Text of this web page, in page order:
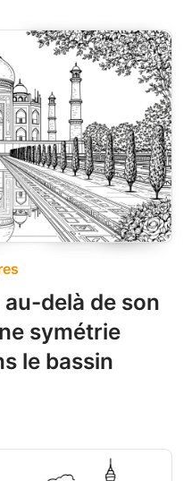
au-delà de son
symétrie
le bassin